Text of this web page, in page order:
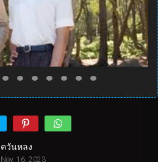
ควันหลง
Nov. 16, 2023